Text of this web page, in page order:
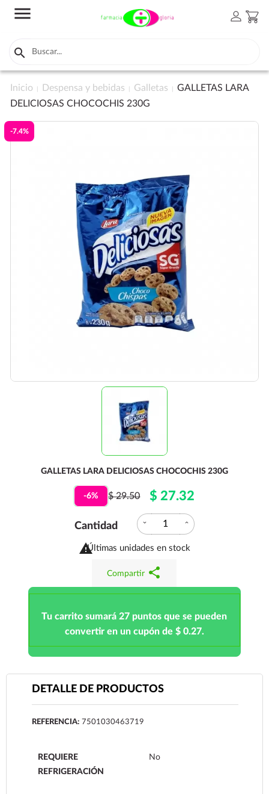
menu person shopping_cart

Inicio Despensa y bebidas Galletas
GALLETAS LARA
DELICIOSAS CHOCOCHIS 230G
-7.4%
GALLETAS LARA DELICIOSAS CHOCOCHIS 230G
-6% $ 29.50 $ 27.32
Cantidad expand_more expand_less

Últimas unidades en stock
Compartir share
Tu carrito sumará 27 puntos que se pueden
convertir en un cupón de $ 0.27.
DETALLE DE PRODUCTOS
REFERENCIA: 7501030463719
REQUIERE
REFRIGERACIÓN
No